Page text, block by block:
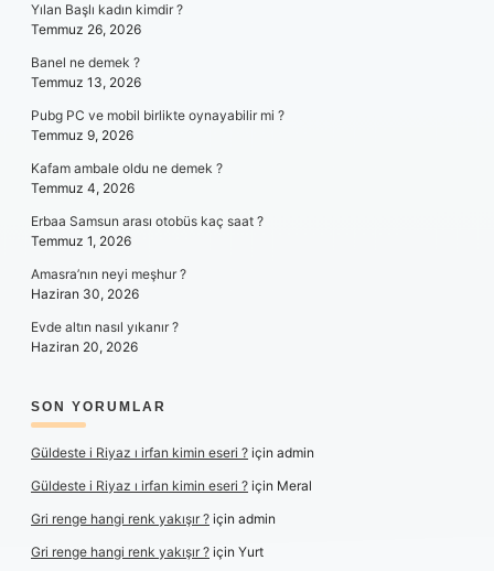
Yılan Başlı kadın kimdir ?
Temmuz 26, 2026
Banel ne demek ?
Temmuz 13, 2026
Pubg PC ve mobil birlikte oynayabilir mi ?
Temmuz 9, 2026
Kafam ambale oldu ne demek ?
Temmuz 4, 2026
Erbaa Samsun arası otobüs kaç saat ?
Temmuz 1, 2026
Amasra’nın neyi meşhur ?
Haziran 30, 2026
Evde altın nasıl yıkanır ?
Haziran 20, 2026
SON YORUMLAR
Güldeste i Riyaz ı irfan kimin eseri ? için admin
Güldeste i Riyaz ı irfan kimin eseri ? için Meral
Gri renge hangi renk yakışır ? için admin
Gri renge hangi renk yakışır ? için Yurt